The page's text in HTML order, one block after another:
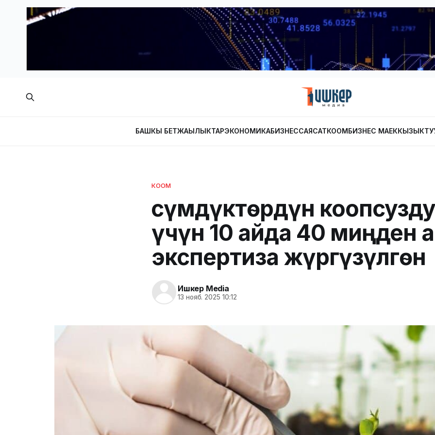
БАШКЫ БЕТЖАҢЫЛЫКТАРЭКОНОМИКАБИЗНЕССАЯСАТКООМБИЗНЕС МАЕК
КООМ
Өсүмдүктөрдүн
үчүн 10 айда 40 миңден
экспертиза жүргүзүлгөн
Ишкер Media
13 нояб. 2025 10:12